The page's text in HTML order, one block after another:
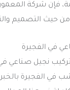
فإن شركة
حيث التصميم
في الفجيرة
نجيل صناعي في
الفجيرة بالخبرة